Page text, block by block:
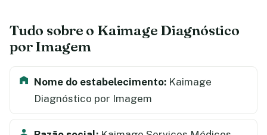
Tudo sobre o Kaimage Diagnóstico
por Imagem
Nome do estabelecimento: Kaimage
Diagnóstico por Imagem